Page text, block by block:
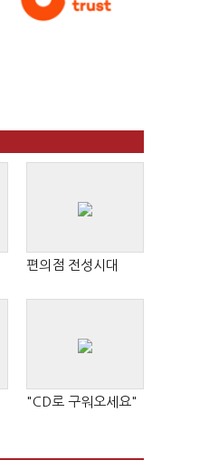
편의점 전성시대
"CD로 구워오세요"